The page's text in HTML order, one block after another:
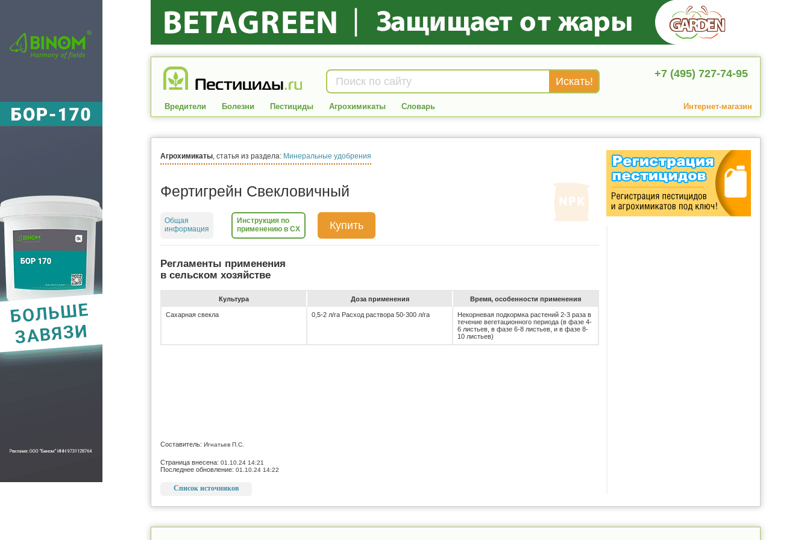
+7 (495) 727-74-95
Вредители Болезни Пестициды Агрохимикаты Словарь Интернет-магазин
Агрохимикаты, статья из раздела: Минеральные удобрения
Фертигрейн Свекловичный
Общая
информация
Инструкция по
применению в СХ
Купить
Регламенты применения
в сельском хозяйстве
Культура До­за при­ме­не­ния Вре­мя, особен­ности при­ме­не­ния
Сахарная свекла 0,5-2 л/га Расход раствора 50-300 л/га
Некорневая подкормка растений 2-3 раза в
течение вегетационного периода (в фазе 4-
6 листьев, в фазе 6-8 листьев, и в фазе 8-
10 листьев)
Составитель: Игнатьев П.С.
Страница внесена: 01.10.24 14:21
Последнее обновление: 01.10.24 14:22
Список источников